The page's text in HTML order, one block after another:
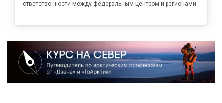
ответственности между федеральным центром и регионами